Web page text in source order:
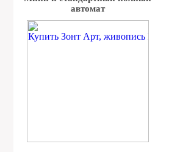
автомат